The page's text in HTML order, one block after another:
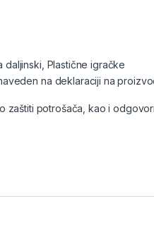
daljinski, Plastične igračke
na deklaraciji na
zaštiti potrošača, kao i